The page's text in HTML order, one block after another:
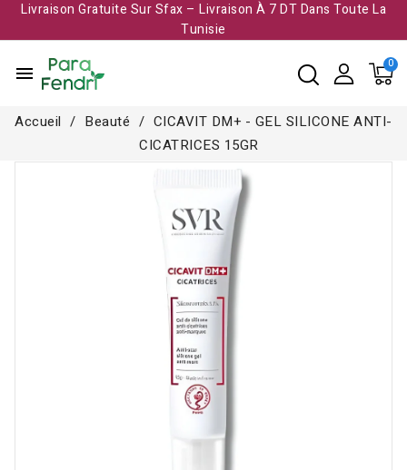
Livraison Gratuite Sur Sfax – Livraison À 7 DT Dans Toute La
Tunisie​
menu
Accueil Beauté
CICAVIT DM+ - GEL SILICONE ANTI-
CICATRICES 15GR